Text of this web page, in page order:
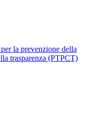
la prevenzione della
trasparenza (PTPCT)